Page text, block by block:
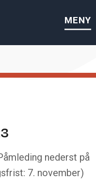
MENY
nederst på
7. november)